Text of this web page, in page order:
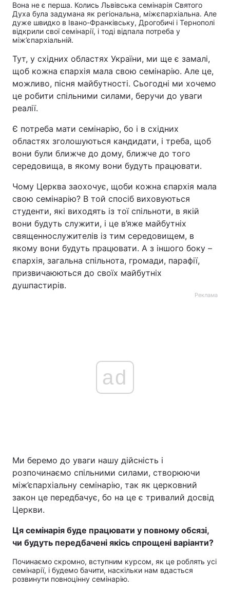
Вона не є перша. Колись Львівська семінарія Святого
Духа була задумана як регіональна, міжєпархіальна. Але
дуже швидко в Івано-Франківську, Дрогобичі і Тернополі
відкрили свої семінарії, і тоді відпала потреба у
між’єпархіальній.
Тут, у східних областях України, ми ще є замалі,
щоб кожна єпархія мала свою семінарію. Але це,
можливо, пісня майбутності. Сьогодні ми хочемо
це робити спільними силами, беручи до уваги
реалії.
Є потреба мати семінарію, бо і в східних
областях зголошуються кандидати, і треба, щоб
вони були ближче до дому, ближче до того
середовища, в якому вони будуть працювати.
Чому Церква заохочує, щоби кожна єпархія мала
свою семінарію? В той спосіб виховуються
студенти, які виходять із тої спільноти, в якій
вони будуть служити, і це в’яже майбутніх
священнослужителів із тим середовищем, в
якому вони будуть працювати. А з іншого боку –
єпархія, загальна спільнота, громади, парафії,
призвичаюються до своїх майбутніх
душпастирів.
Реклама
ad
Ми беремо до уваги нашу дійсність і
розпочинаємо спільними силами, створюючи
між’єпархіальну семінарію, так як церковний
закон це передбачує, бо на це є тривалий досвід
Церкви.
Ця семінарія буде працювати у повному обсязі,
чи будуть передбачені якісь спрощені варіанти?
Починаємо скромно, вступним курсом, як це роблять усі
семінарії, і будемо бачити, наскільки нам вдасться
розвинути повноцінну семінарію.